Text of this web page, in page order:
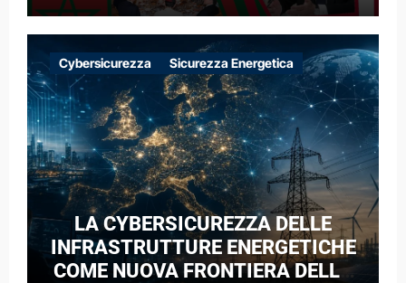
Cybersicurezza Sicurezza Energetica
LA CYBERSICUREZZA DELLE
INFRASTRUTTURE ENERGETICHE
COME NUOVA FRONTIERA DELLA